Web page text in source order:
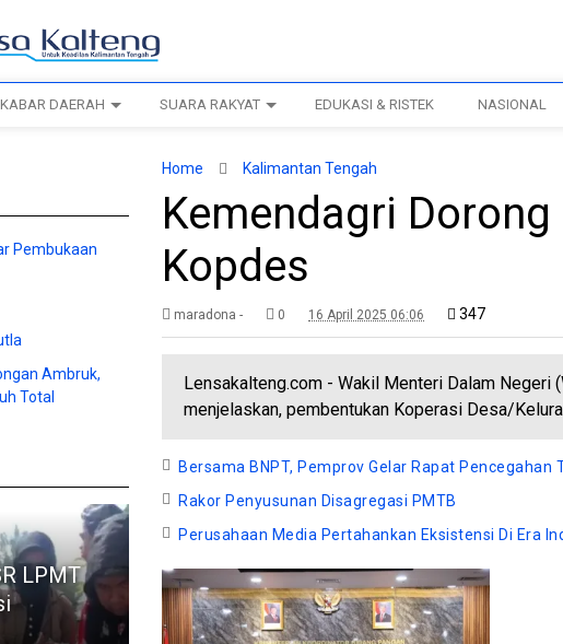
KABAR DAERAH SUARA RAKYAT EDUKASI & RISTEK NASIONAL
Home Kalimantan Tengah
Kemendagri
Kopdes
maradona - 0 16 April 2025 06:06 347
Lensakalteng.com - Wakil Menteri Dalam Negeri
menjelaskan, pembentukan Koperasi Desa/
Bersama BNPT, Pemprov Gelar Rapat Pencegahan
Rakor Penyusunan Disagregasi PMTB
Perusahaan Media Pertahankan Eksistensi Di Era
Pembukaan
Ambruk,
Total
LPMT